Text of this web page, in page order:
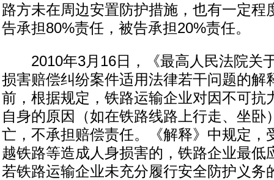
路方未在周边安置防护措施，也有一定程
告承担80%责任，被告承担20%责任。
2010年3月16日，《最高人民法院关
损害赔偿纠纷案件适用法律若干问题的解
前，根据规定，铁路运输企业对因不可抗
自身的原因（如在铁路线路上行走、坐卧
亡，不承担赔偿责任。《解释》中规定，
越铁路等造成人身损害的，铁路企业最低
若铁路运输企业未充分履行安全防护义务